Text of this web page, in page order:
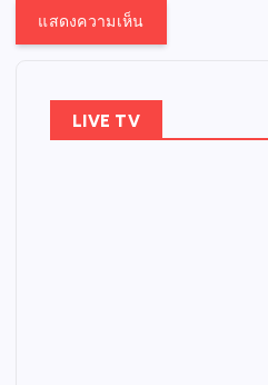
LIVE TV